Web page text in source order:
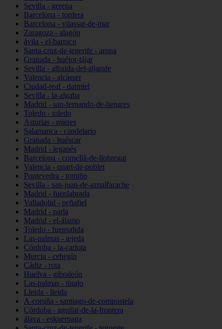
Sevilla - gerena
Barcelona - tordera
Barcelona - vilassar-de-mar
Zaragoza - alagón
ávila - el-barraco
Santa-cruz-de-tenerife - arona
Granada - huétor-tájar
Sevilla - albaida-del-aljarafe
Valencia - alcàsser
Ciudad-real - daimiel
Sevilla - la-algaba
Madrid - san-fernando-de-henares
Toledo - toledo
Asturias - mieres
Salamanca - candelario
Granada - huéscar
Madrid - leganés
Barcelona - cornellà-de-llobregat
Valencia - quart-de-poblet
Pontevedra - tomiño
Sevilla - san-juan-de-aznalfarache
Madrid - fuenlabrada
Valladolid - peñafiel
Madrid - parla
Madrid - el-álamo
Toledo - fuensalida
Las-palmas - tejeda
Córdoba - la-carlota
Murcia - cehegín
Cádiz - rota
Huelva - gibraleón
Las-palmas - tinajo
Lleida - lleida
A-coruña - santiago-de-compostela
Córdoba - aguilar-de-la-frontera
álava - eskuernaga